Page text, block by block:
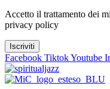
Accetto il trattamento dei
privacy policy
Facebook TiktokYoutube